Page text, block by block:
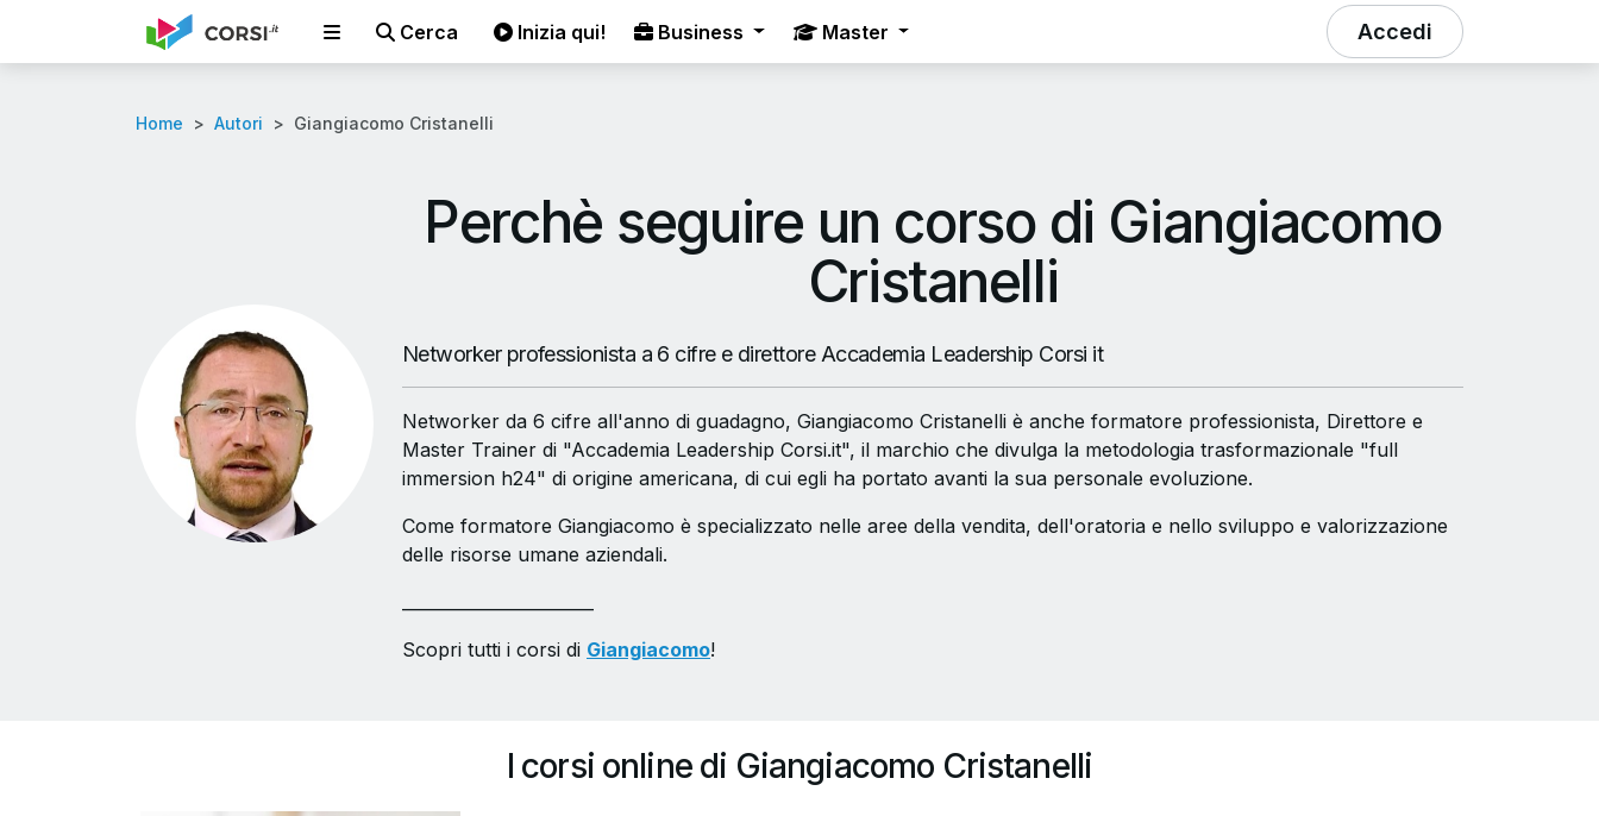
Cerca Inizia qui! Business Master Accedi
Home Autori Giangiacomo Cristanelli
Perchè seguire un corso di Giangiacomo
Cristanelli
Networker professionista a 6 cifre e direttore Accademia Leadership Corsi it
Networker da 6 cifre all'anno di guadagno, Giangiacomo Cristanelli è anche formatore professionista, Direttore e
Master Trainer di "Accademia Leadership Corsi.it", il marchio che divulga la metodologia trasformazionale "full
immersion h24" di origine americana, di cui egli ha portato avanti la sua personale evoluzione.
Come formatore Giangiacomo è specializzato nelle aree della vendita, dell'oratoria e nello sviluppo e valorizzazione
delle risorse umane aziendali.
Scopri tutti i corsi di Giangiacomo!
I corsi online di Giangiacomo Cristanelli